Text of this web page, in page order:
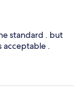
standard . but
acceptable .